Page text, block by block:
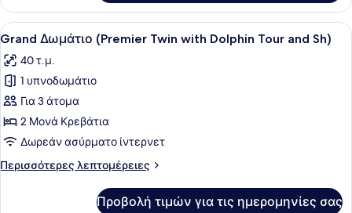
Tour
and)
Δωμάτιο
(Premier
Double
Dolphin
Tour
and)
Προβολή
όλων
των
φωτογραφιών
για
Grand
Δωμάτιο
(Premier
Twin
Ένα δωμάτιο ξενοδοχείου με δύο
5
Grand Δωμάτιο (Premier Twin with Dolphin Tour and Sh)
40 τ.μ.
1 υπνοδωμάτιο
Για 3 άτομα
2 Μονά Κρεβάτια
Δωρεάν ασύρματο ίντερνετ
Περισσότερες λεπτομέρειες
Περισσότερες
Προβολή τιμών για τις ημερομηνίες σας